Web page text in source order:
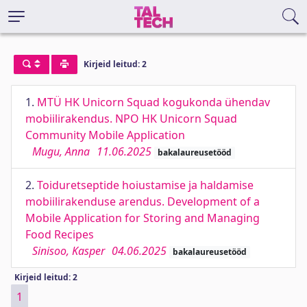
Kirjeid leitud: 2
1. MTÜ HK Unicorn Squad kogukonda ühendav
mobiilirakendus. NPO HK Unicorn Squad
Community Mobile Application
Mugu, Anna 11.06.2025 bakalaureusetööd
2. Toiduretseptide hoiustamise ja haldamise
mobiilirakenduse arendus. Development of a
Mobile Application for Storing and Managing
Food Recipes
Sinisoo, Kasper 04.06.2025 bakalaureusetööd
Kirjeid leitud: 2
1